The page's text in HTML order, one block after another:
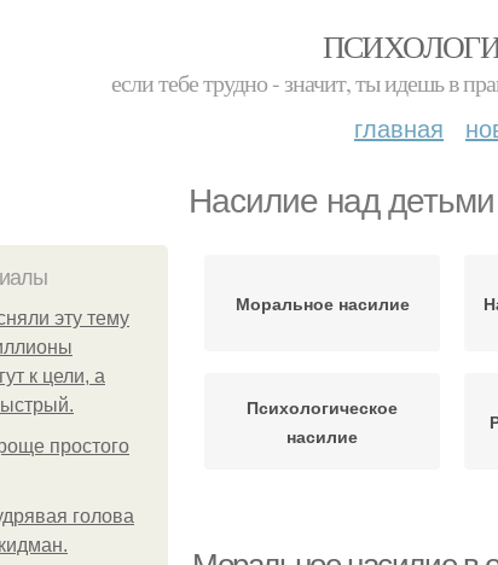
если тебе трудно - значит, ты идешь в
главная
Насилие над детьми
эту тему
к цели, а
простого
голова
Моральное насилие
Психологическое
насилие